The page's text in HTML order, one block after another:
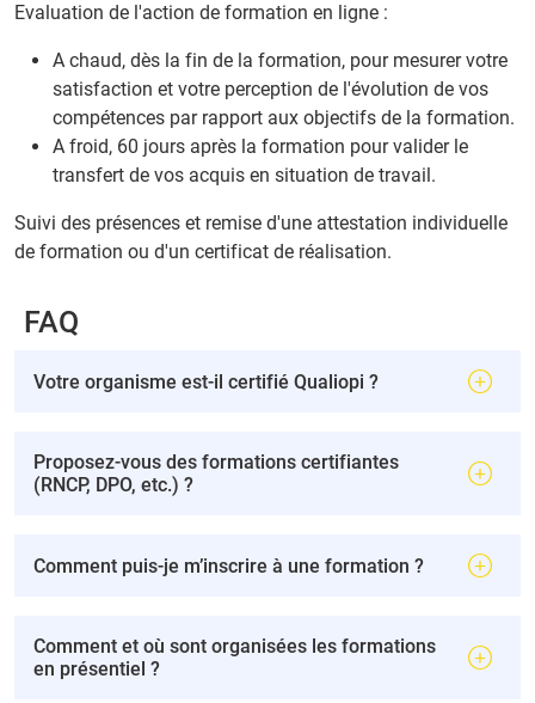
Evaluation de l'action de formation en ligne :
A chaud, dès la fin de la formation, pour mesurer votre
satisfaction et votre perception de l'évolution de vos
compétences par rapport aux objectifs de la formation.
A froid, 60 jours après la formation pour valider le
transfert de vos acquis en situation de travail.
Suivi des présences et remise d'une attestation individuelle
de formation ou d'un certificat de réalisation.
FAQ
Votre organisme est-il certifié Qualiopi ?
Proposez-vous des formations certifiantes
(RNCP, DPO, etc.) ?
Comment puis-je m’inscrire à une formation ?
Comment et où sont organisées les formations
en présentiel ?